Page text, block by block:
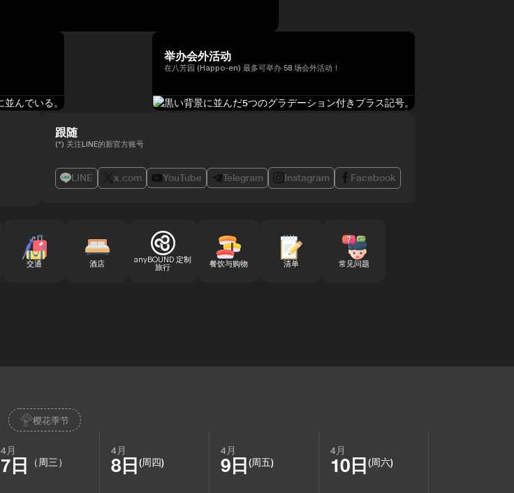
举办会外活动
在八芳园 (Happo-en) 最多可举办 58 场会外活动！
跟随
(*) 关注LINE的新官方账号
LINE x.com YouTube Telegram Instagram Facebook
交通 酒店 anyBOUND 定制
旅行 餐饮与购物 清单 常见问题
樱花季节
4月
7日 （周三）
4月
8日 (周四)
4月
9日 (周五)
4月
10日 (周六)